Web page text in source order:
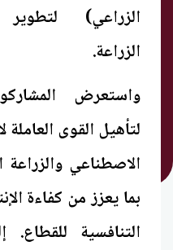
الزراعي) لتطوير
الزراعة.
واستعرض
لتأهيل القوى
الاصطناعي والزراعة
بما يعزز من كفاءة
التنافسية